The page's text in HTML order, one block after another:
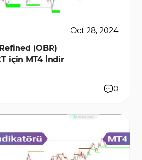
Oct 28, 2024
(OBR)
için MT4 İndir
0